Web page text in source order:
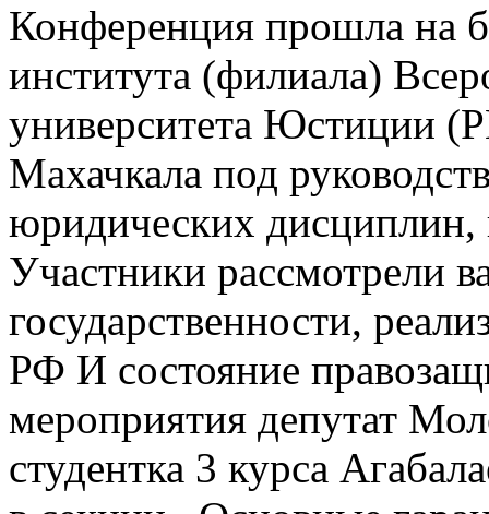
Конференция прошла на
института (филиала)
университета Юстиции
Махачкала под
юридических
Участники рассмотрели
государственности,
РФ И состояние
мероприятия депутат
студентка 3 курса